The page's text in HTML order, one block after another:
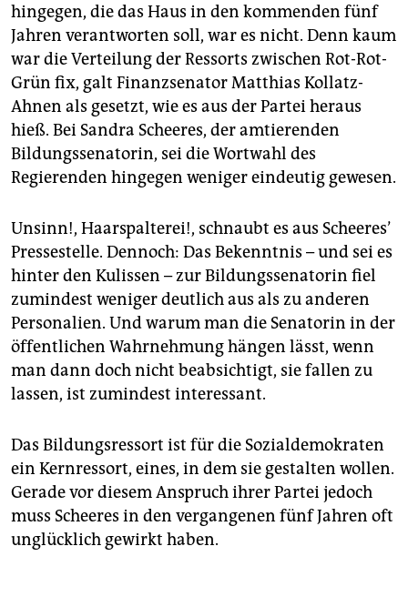
hingegen, die das Haus in den kommenden fünf
Jahren verantworten soll, war es nicht. Denn kaum
war die Verteilung der Ressorts zwischen Rot-Rot-
Grün fix, galt Finanzsenator Matthias Kollatz-
Ahnen als gesetzt, wie es aus der Partei heraus
hieß. Bei Sandra Scheeres, der amtierenden
Bildungssenatorin, sei die Wortwahl des
Regierenden hingegen weniger eindeutig gewesen.
Unsinn!, Haarspalterei!, schnaubt es aus Scheeres’
Pressestelle. Dennoch: Das Bekenntnis – und sei es
hinter den Kulissen – zur Bildungssenatorin fiel
zumindest weniger deutlich aus als zu anderen
Personalien. Und warum man die Senatorin in der
öffentlichen Wahrnehmung hängen lässt, wenn
man dann doch nicht beabsichtigt, sie fallen zu
lassen, ist zumindest interessant.
Das Bildungsressort ist für die Sozialdemokraten
ein Kernressort, eines, in dem sie gestalten wollen.
Gerade vor diesem Anspruch ihrer Partei jedoch
muss Scheeres in den vergangenen fünf Jahren oft
unglücklich gewirkt haben.